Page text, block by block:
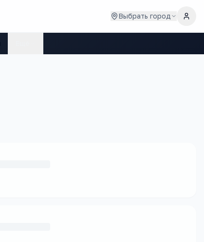
Выбрать город